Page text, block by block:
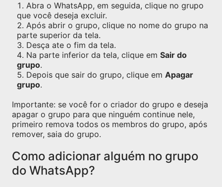
Abra o WhatsApp, em seguida, clique no grupo
que você deseja excluir.
Após abrir o grupo, clique no nome do grupo na
parte superior da tela.
Desça ate o fim da tela.
Na parte inferior da tela, clique em Sair do
grupo.
Depois que sair do grupo, clique em Apagar
grupo.
Importante: se você for o criador do grupo e deseja
apagar o grupo para que ninguém continue nele,
primeiro remova todos os membros do grupo, após
remover, saia do grupo.
Como adicionar alguém no grupo
do WhatsApp?